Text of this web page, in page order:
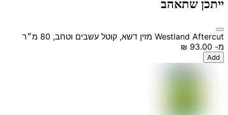
ייתכן שתאהב
Westland Aftercut מזין דשא, קוטל עשבים וטחב, 80 מ״ר
מ-
Add